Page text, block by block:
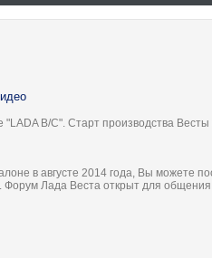
B/C". Старт производства Весты
в августе 2014 года, Вы можете
Форум Лада Веста открыт для